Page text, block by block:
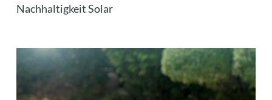
Nachhaltigkeit Solar